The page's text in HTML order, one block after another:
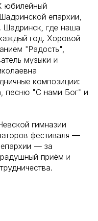
юбилейный
епархии,
Шадринск, где наша
год. Хоровой
"Радость",
музыки и
композиции:
песню "С нами Бог" и
гимназии
фестиваля —
— за
приём и